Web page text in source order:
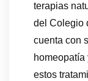
terapias
del Colegio
cuenta con
estos